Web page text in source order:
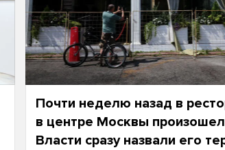
Почти неделю назад в
в центре Москвы
Власти сразу назвали его